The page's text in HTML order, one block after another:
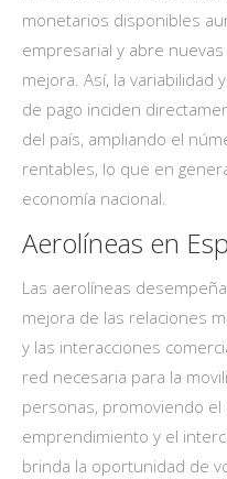
monetarios disponibles
empresarial y abre
mejora. Así, la variabilidad
de pago inciden
del país, ampliando el
rentables, lo que en
economía nacional.
Aerolíneas en
Las aerolíneas
mejora de las relaciones
y las interacciones
red necesaria para la
personas, promoviendo
emprendimiento y el
brinda la oportunidad de